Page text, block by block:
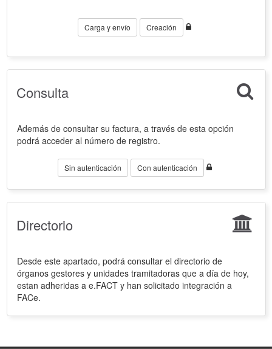
Carga y envío Creación
Consulta
Además de consultar su factura, a través de esta opción
podrá acceder al número de registro.
Sin autenticación Con autenticación
Directorio
Desde este apartado, podrá consultar el directorio de
órganos gestores y unidades tramitadoras que a día de hoy,
estan adheridas a e.FACT y han solicitado integración a
FACe.